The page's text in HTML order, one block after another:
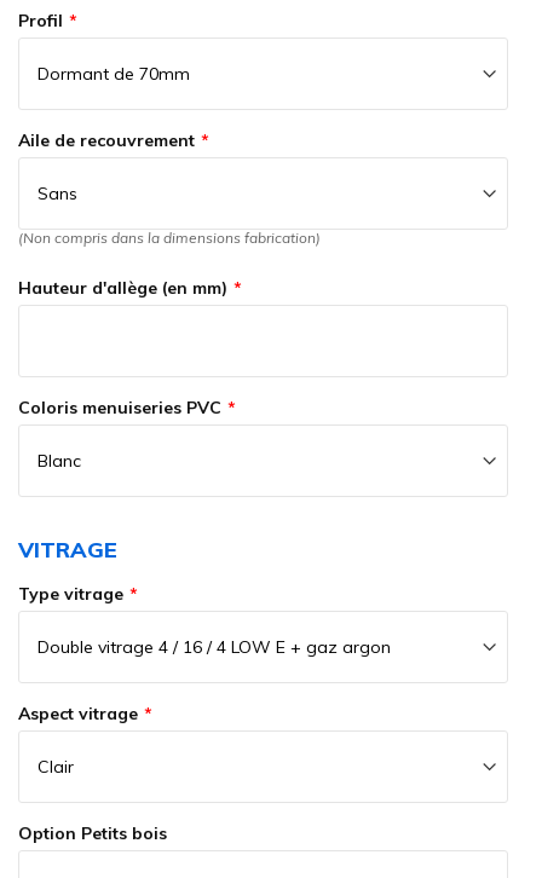
Profil
Aile de recouvrement
(Non compris dans la dimensions fabrication)
Hauteur d'allège (en mm)
Coloris menuiseries PVC
VITRAGE
Type vitrage
Aspect vitrage
Option Petits bois